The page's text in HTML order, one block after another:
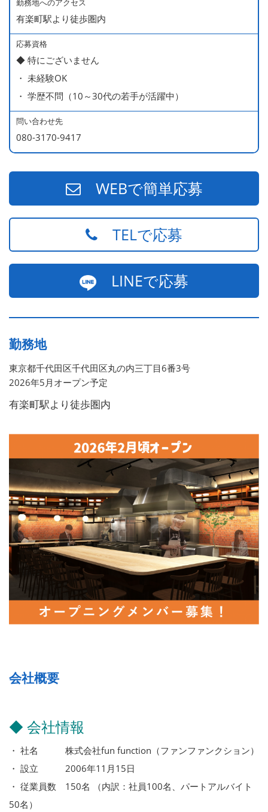
勤務地へのアクセス
有楽町駅より徒歩圏内
応募資格
◆ 特にございません
・ 未経験OK
・ 学歴不問（10～30代の若手が活躍中）
問い合わせ先
080-3170-9417
WEBで簡単応募
TELで応募
LINEで応募
勤務地
東京都千代田区千代田区丸の内三丁目6番3号
2026年5月オープン予定
有楽町駅より徒歩圏内
会社概要
◆ 会社情報
・ 社名 株式会社fun function（ファンファンクション）
・ 設立 2006年11月15日
・ 従業員数 150名 （内訳：社員100名、パートアルバイト
50名）